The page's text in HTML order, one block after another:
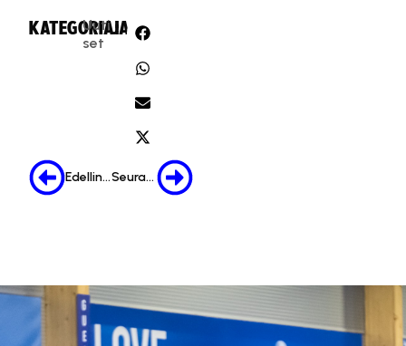
KATEGORIA:
Uuti
set
JAA:
Edellinen Seuraava